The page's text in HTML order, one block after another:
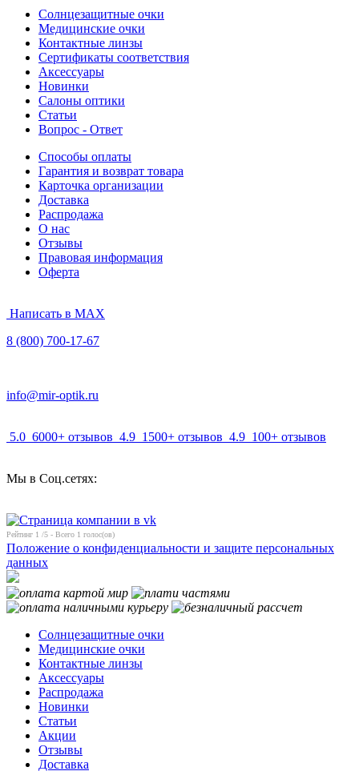
Солнцезащитные очки
Медицинские очки
Контактные линзы
Сертификаты соответствия
Аксессуары
Новинки
Салоны оптики
Статьи
Вопрос - Ответ
Способы оплаты
Гарантия и возврат товара
Карточка организации
Доставка
Распродажа
О нас
Отзывы
Правовая информация
Оферта
Написать в MAX
8 (800) 700-17-67
info@mir-optik.ru
5.0 6000+ отзывов 4.9 1500+ отзывов 4.9 100+ отзывов
Мы в Соц.сетях:
Рейтинг 1 /5 - Всего 1 голос(ов)
Положение о конфиденциальности и защите персональных
данных
Солнцезащитные очки
Медицинские очки
Контактные линзы
Аксессуары
Распродажа
Новинки
Статьи
Акции
Отзывы
Доставка